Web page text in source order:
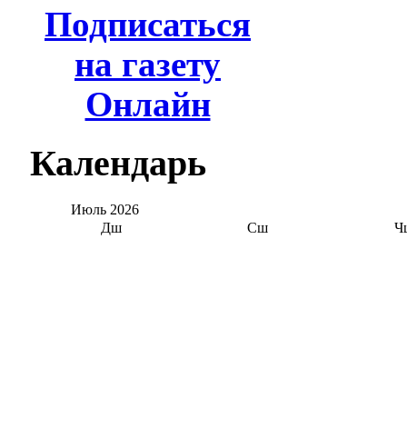
Подписаться
на газету
Онлайн
Календарь
Июль 2026
Дш
Сш